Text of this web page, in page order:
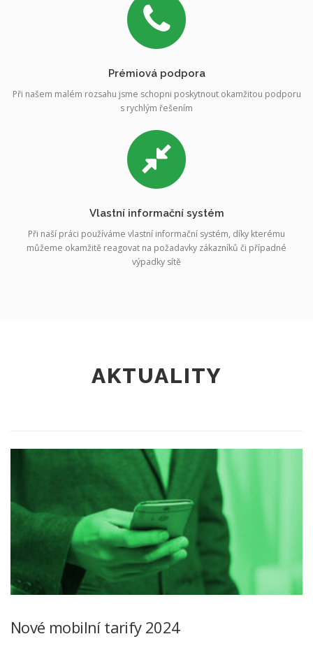
Prémiová podpora
Při našem malém rozsahu jsme schopni poskytnout okamžitou podporu
s rychlým řešením
Vlastní informační systém
Při naší práci používáme vlastní informační systém, díky kterému
můžeme okamžitě reagovat na požadavky zákazníků či případné
výpadky sítě
AKTUALITY
Nové mobilní tarify 2024